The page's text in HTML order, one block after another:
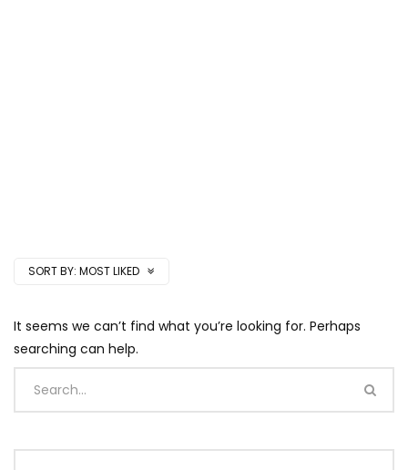
SORT BY: MOST LIKED
It seems we can’t find what you’re looking for. Perhaps
searching can help.